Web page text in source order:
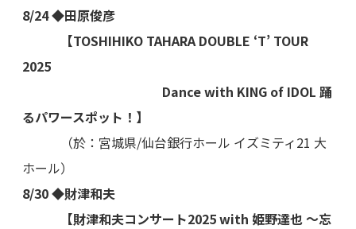
8/24 ◆田原俊彦
【TOSHIHIKO TAHARA DOUBLE ‘T’ TOUR
2025
Dance with KING of IDOL 踊
るパワースポット！】
（於：宮城県/仙台銀行ホール イズミティ21 大
ホール）
8/30 ◆財津和夫
【財津和夫コンサート2025 with 姫野達也 ～忘